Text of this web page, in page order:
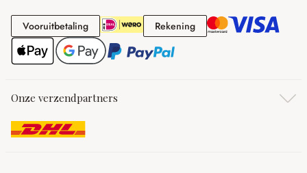
VooruitbetalingVooruitbetaling RekeningRekening
Onze verzendpartners